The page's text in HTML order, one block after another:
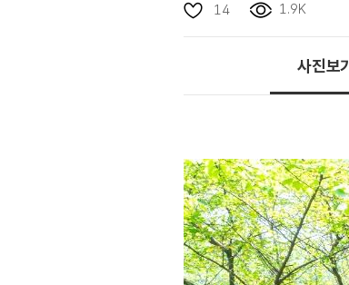
14 1.9K
사진보기